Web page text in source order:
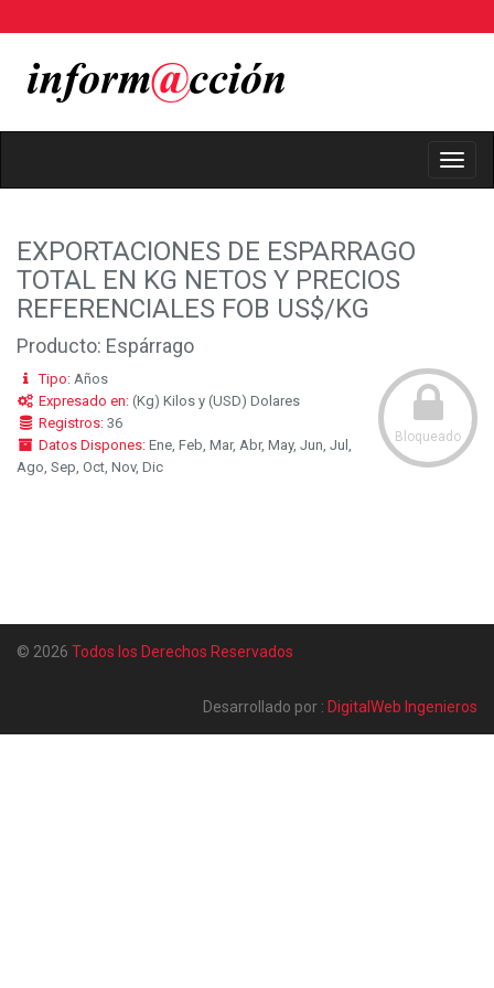
EXPORTACIONES DE ESPARRAGO
TOTAL EN KG NETOS Y PRECIOS
REFERENCIALES FOB US$/KG
Producto: Espárrago
Bloqueado
Tipo:Años
Expresado en:(Kg) Kilos y (USD) Dolares
Registros:36
Datos Dispones:Ene, Feb, Mar, Abr, May, Jun, Jul,
Ago, Sep, Oct, Nov, Dic
© 2026 Todos los Derechos Reservados
Desarrollado por : DigitalWeb Ingenieros